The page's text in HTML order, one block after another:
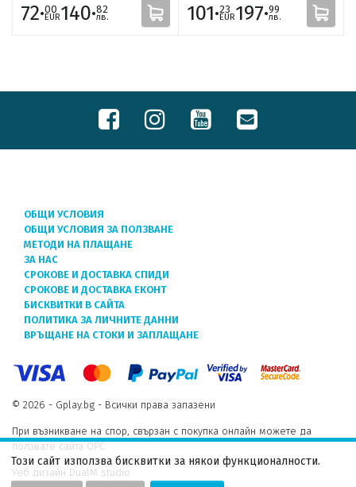
72·00
EUR140·82
лв. 101·23
EUR197·99
лв.
ОБЩИ УСЛОВИЯ
ОБЩИ УСЛОВИЯ ЗА ПОЛЗВАНЕ
МЕТОДИ НА ПЛАЩАНЕ
ЗА НАС
СРОКОВЕ И ДОСТАВКА СПИДИ
СРОКОВЕ И ДОСТАВКА ЕКОНТ
БИСКВИТКИ В САЙТА
ПОЛИТИКА ЗА ЛИЧНИТЕ ДАННИ
ВРЪЩАНЕ НА СТОКИ И ЗАПЛАЩАНЕ
© 2026 - Gplay.bg - Всички права запазени
При възникване на спор, свързан с покупка онлайн можете да
ползвате сайта ОРС.
Уеб дизайн DualM studio
Този сайт използва бисквитки за някои функционалности.